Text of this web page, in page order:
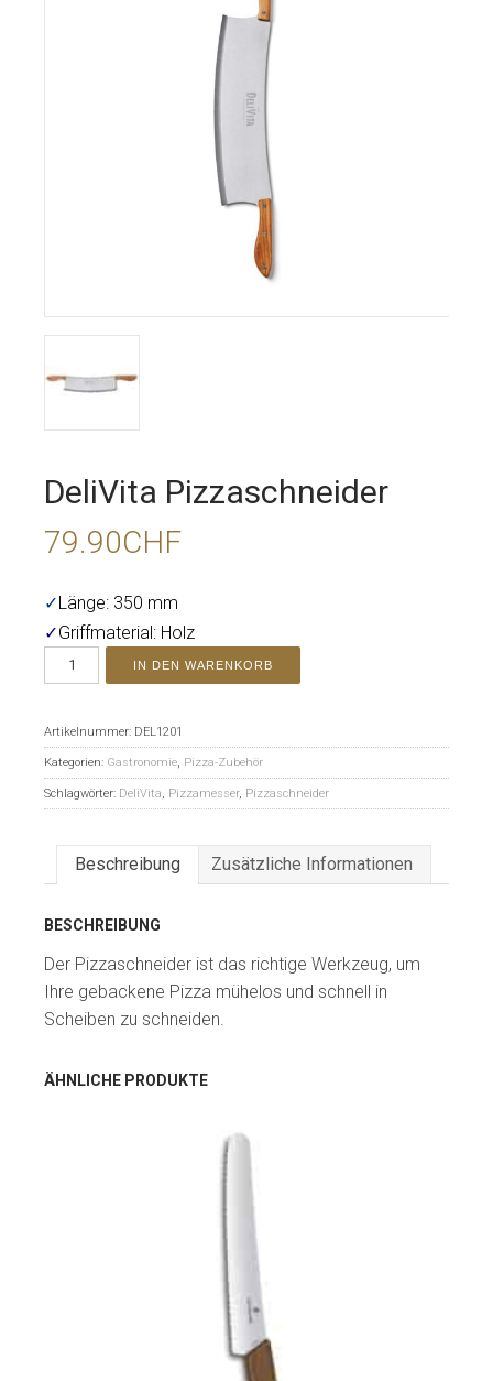
DeliVita Pizzaschneider
79.90CHF
✓Länge: 350 mm
✓Griffmaterial: Holz
IN DEN WARENKORB
Artikelnummer: DEL1201
Kategorien: Gastronomie, Pizza-Zubehör
Schlagwörter: DeliVita, Pizzamesser, Pizzaschneider
Beschreibung Zusätzliche Informationen
BESCHREIBUNG
Der Pizzaschneider ist das richtige Werkzeug, um
Ihre gebackene Pizza mühelos und schnell in
Scheiben zu schneiden.
ÄHNLICHE PRODUKTE